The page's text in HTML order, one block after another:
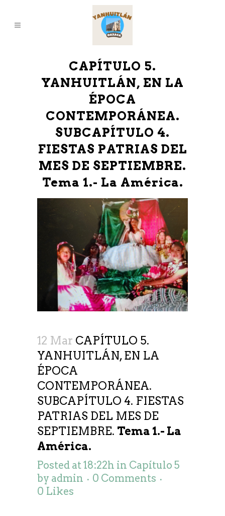
CAPÍTULO 5.
YANHUITLÁN, EN LA
ÉPOCA
CONTEMPORÁNEA.
SUBCAPÍTULO 4.
FIESTAS PATRIAS DEL
MES DE SEPTIEMBRE.
Tema 1.- La América.
12 Mar CAPÍTULO 5.
YANHUITLÁN, EN LA
ÉPOCA
CONTEMPORÁNEA.
SUBCAPÍTULO 4. FIESTAS
PATRIAS DEL MES DE
SEPTIEMBRE. Tema 1.- La
América.
Posted at 18:22h in Capítulo 5
by admin
0 Comments
0 Likes